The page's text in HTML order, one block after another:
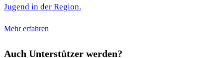
Jugend in der Region.
Mehr erfahren
Auch Unterstützer werden?